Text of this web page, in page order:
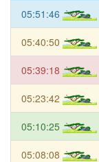
05:51:46
05:40:50
05:39:18
05:23:42
05:10:25
05:08:08